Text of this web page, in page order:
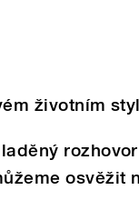
životním
osvěžit